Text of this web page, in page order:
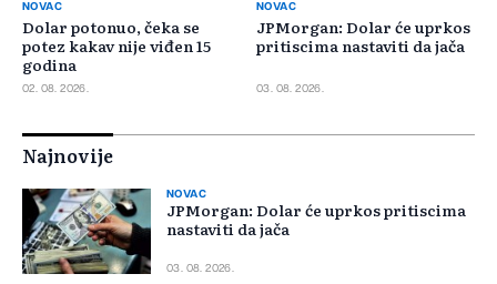
NOVAC
Dolar potonuo, čeka se
potez kakav nije viđen 15
godina
02. 08. 2026.
NOVAC
JPMorgan: Dolar će uprkos
pritiscima nastaviti da jača
03. 08. 2026.
Najnovije
NOVAC
JPMorgan: Dolar će uprkos pritiscima
nastaviti da jača
03. 08. 2026.